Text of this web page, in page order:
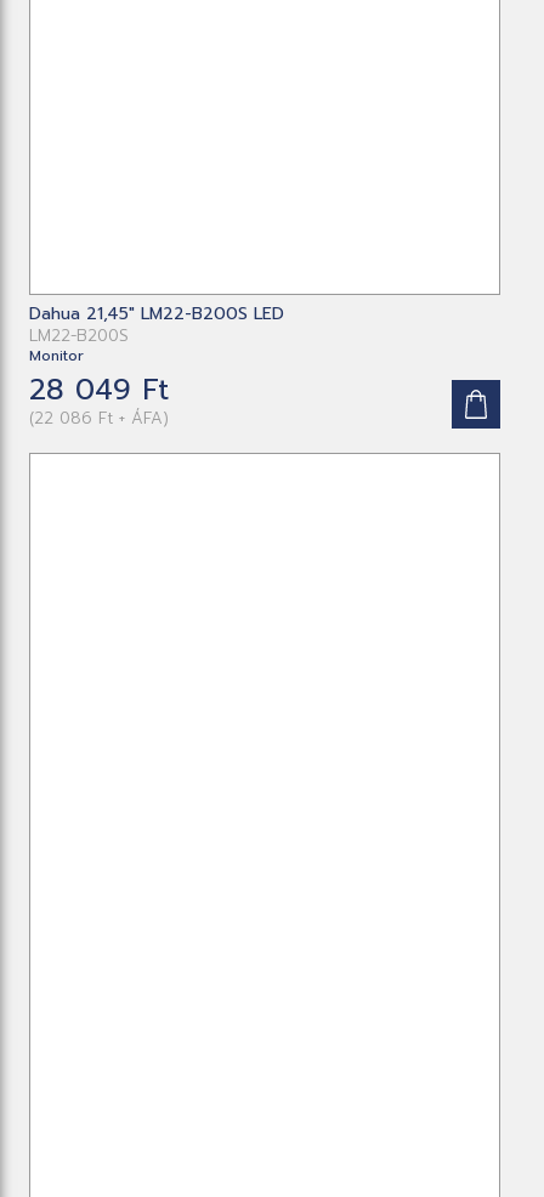
Dahua 21,45" LM22-B200S LED
LM22-B200S
Monitor
28 049 Ft
(22 086 Ft + ÁFA)